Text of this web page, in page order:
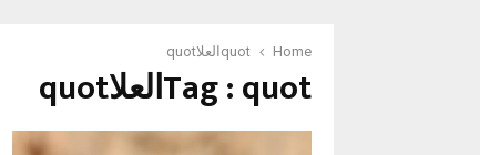
Home quotالعلاquot
Tag : quotالعلاquot